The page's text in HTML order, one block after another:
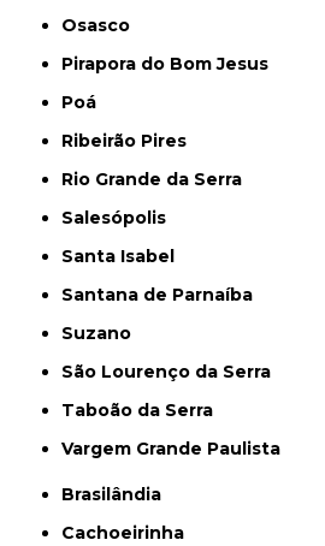
Osasco
Pirapora do Bom Jesus
Poá
Ribeirão Pires
Rio Grande da Serra
Salesópolis
Santa Isabel
Santana de Parnaíba
Suzano
São Lourenço da Serra
Taboão da Serra
Vargem Grande Paulista
Brasilândia
Cachoeirinha